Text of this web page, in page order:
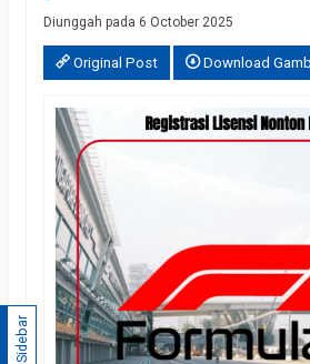
Diunggah pada 6 October 2025
Original Post Download
Sidebar